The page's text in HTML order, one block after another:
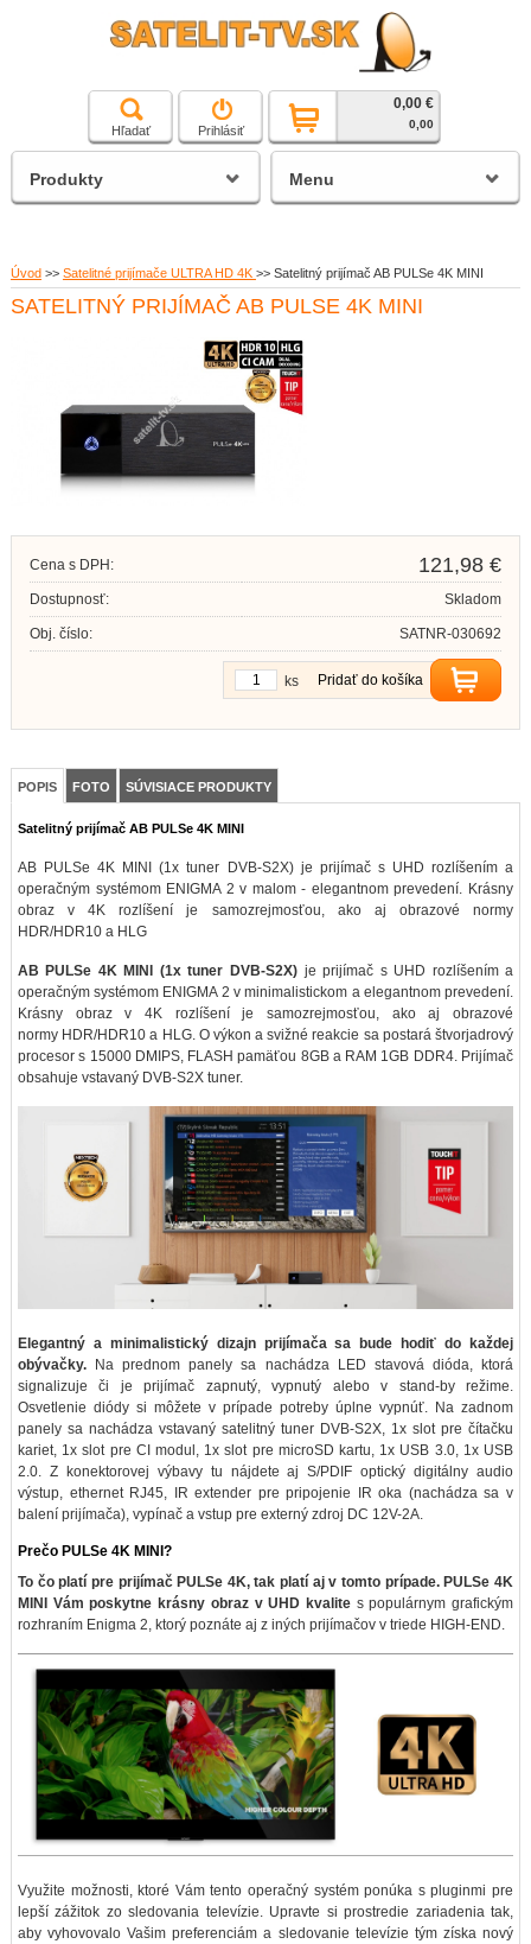
čierna a biela technika
satelitné prijímače
Hľadať Prihlásiť
0,00 €
0,00
Úvod >> Satelitné prijímače ULTRA HD 4K >> Satelitný prijímač AB PULSe 4K MINI
SATELITNÝ PRIJÍMAČ AB PULSE 4K MINI
Cena s DPH: 121,98 €
Dostupnosť: Skladom
Obj. číslo: SATNR-030692
Pridať do košíka
ks
POPIS FOTO SÚVISIACE PRODUKTY
Satelitný prijímač AB PULSe 4K MINI
AB PULSe 4K MINI (1x tuner DVB-S2X) je prijímač s UHD rozlíšením a
operačným systémom ENIGMA 2 v malom - elegantnom prevedení. Krásny
obraz v 4K rozlíšení je samozrejmosťou, ako aj obrazové normy
HDR/HDR10 a HLG
AB PULSe 4K MINI (1x tuner DVB-S2X) je prijímač s UHD rozlíšením a
operačným systémom ENIGMA 2 v minimalistickom a elegantnom prevedení.
Krásny obraz v 4K rozlíšení je samozrejmosťou, ako aj obrazové
normy HDR/HDR10 a HLG. O výkon a svižné reakcie sa postará štvorjadrový
procesor s 15000 DMIPS, FLASH pamäťou 8GB a RAM 1GB DDR4. Prijímač
obsahuje vstavaný DVB-S2X tuner.
Elegantný a minimalistický dizajn prijímača sa bude hodiť do každej
obývačky.Na prednom panely sa nachádza LED stavová dióda, ktorá
signalizuje či je prijímač zapnutý, vypnutý alebo v stand-by režime.
Osvetlenie diódy si môžete v prípade potreby úplne vypnúť. Na zadnom
panely sa nachádza vstavaný satelitný tuner DVB-S2X, 1x slot pre čítačku
kariet, 1x slot pre CI modul, 1x slot pre microSD kartu, 1x USB 3.0, 1x USB
2.0. Z konektorovej výbavy tu nájdete aj S/PDIF optický digitálny audio
výstup, ethernet RJ45, IR extender pre pripojenie IR oka (nachádza sa v
balení prijímača), vypínač a vstup pre externý zdroj DC 12V-2A.
Prečo PULSe 4K MINI?
To čo platí pre prijímač PULSe 4K, tak platí aj v tomto prípade. PULSe 4K
MINI Vám poskytne krásny obraz v UHD kvalites populárnym grafickým
rozhraním Enigma 2, ktorý poznáte aj z iných prijímačov v triede HIGH-END.
Využite možnosti, ktoré Vám tento operačný systém ponúka s pluginmi pre
lepší zážitok zo sledovania televízie. Upravte si prostredie zariadenia tak,
aby vyhovovalo Vašim preferenciám a sledovanie televízie tým získa nový
Produkty Menu